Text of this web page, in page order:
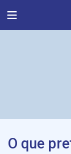
Menu
O que